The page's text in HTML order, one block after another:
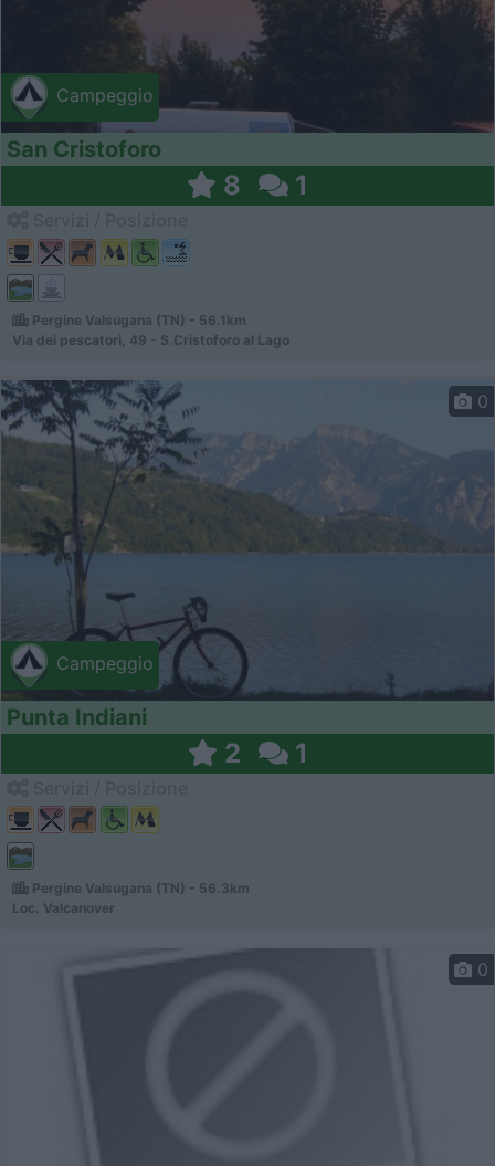
Campeggio
San Cristoforo
8 1
Pergine Valsugana (TN) - 56.1km
Via dei pescatori, 49 - S.Cristoforo al Lago
Campeggio
0
Punta Indiani
2 1
Pergine Valsugana (TN) - 56.3km
Loc. Valcanover
0